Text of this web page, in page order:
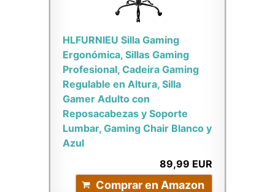
HLFURNIEU Silla Gaming
Ergonómica, Sillas Gaming
Profesional, Cadeira Gaming
Regulable en Altura, Silla
Gamer Adulto con
Reposacabezas y Soporte
Lumbar, Gaming Chair Blanco y
Azul
89,99 EUR
Comprar en Amazon